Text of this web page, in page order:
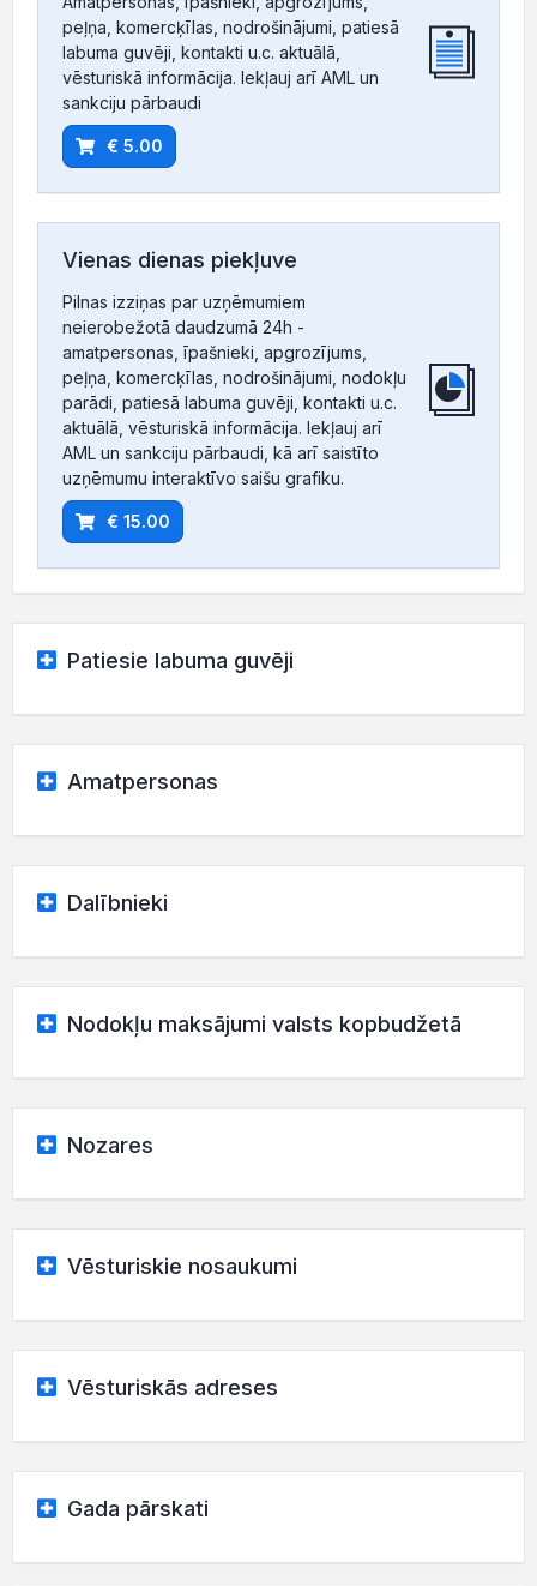
peļņa, komercķīlas, nodrošinājumi, patiesā
labuma guvēji, kontakti u.c. aktuālā,
vēsturiskā informācija. Iekļauj arī AML un
sankciju pārbaudi
€ 5.00
Vienas dienas piekļuve
Pilnas izziņas par uzņēmumiem
neierobežotā daudzumā 24h -
amatpersonas, īpašnieki, apgrozījums,
peļņa, komercķīlas, nodrošinājumi, nodokļu
parādi, patiesā labuma guvēji, kontakti u.c.
aktuālā, vēsturiskā informācija. Iekļauj arī
AML un sankciju pārbaudi, kā arī saistīto
uzņēmumu interaktīvo saišu grafiku.
€ 15.00
Patiesie labuma guvēji
Amatpersonas
Dalībnieki
Nodokļu maksājumi valsts kopbudžetā
Nozares
Vēsturiskie nosaukumi
Vēsturiskās adreses
Gada pārskati